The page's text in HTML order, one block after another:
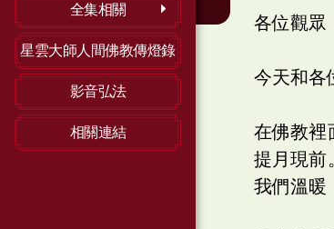
全集相關
星雲大師人間佛教傳燈錄
影音弘法
相關連結
各位觀眾
今天和各
在佛教裡
提月現前
我們溫暖